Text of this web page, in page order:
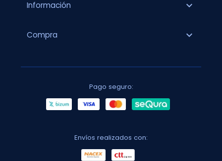
Información expand_more
Compra expand_more
Pago seguro:
Envíos realizados con: